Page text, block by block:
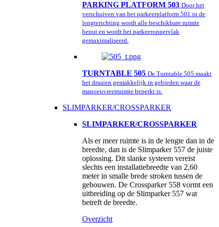
PARKING PLATFORM 503 Door het
verschuiven van het parkeerplatform 501 in de
lengterichting wordt alle beschikbare ruimte
benut en wordt het parkeeroppervlak
gemaximaliseerd.
TURNTABLE 505 De Turntable 505 maakt
het draaien gemakkelijk in gebieden waar de
manoeuvreerruimte beperkt is.
SLIMPARKER/CROSSPARKER
SLIMPARKER/CROSSPARKER
Als er meer ruimte is in de lengte dan in de
breedte, dan is de Slimparker 557 de juiste
oplossing. Dit slanke systeem vereist
slechts een installatiebreedte van 2,60
meter in smalle brede stroken tussen de
gebouwen. De Crossparker 558 vormt een
uitbreiding op de Slimparker 557 wat
betreft de breedte.
Overzicht